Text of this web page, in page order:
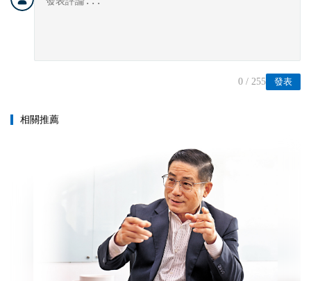
發表
0 / 255
相關推薦